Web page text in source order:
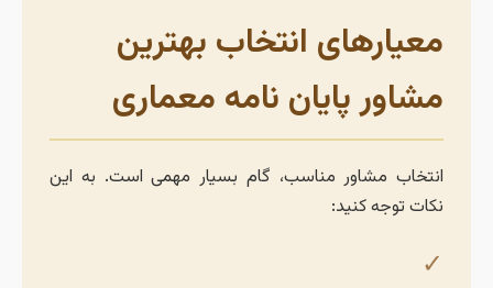
معیارهای انتخاب بهترین
مشاور پایان نامه معماری
انتخاب مشاور مناسب، گام بسیار مهمی است. به این
نکات توجه کنید:
✓